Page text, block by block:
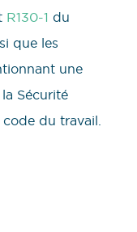
R130-1 du
que les
une
Sécurité
du travail.